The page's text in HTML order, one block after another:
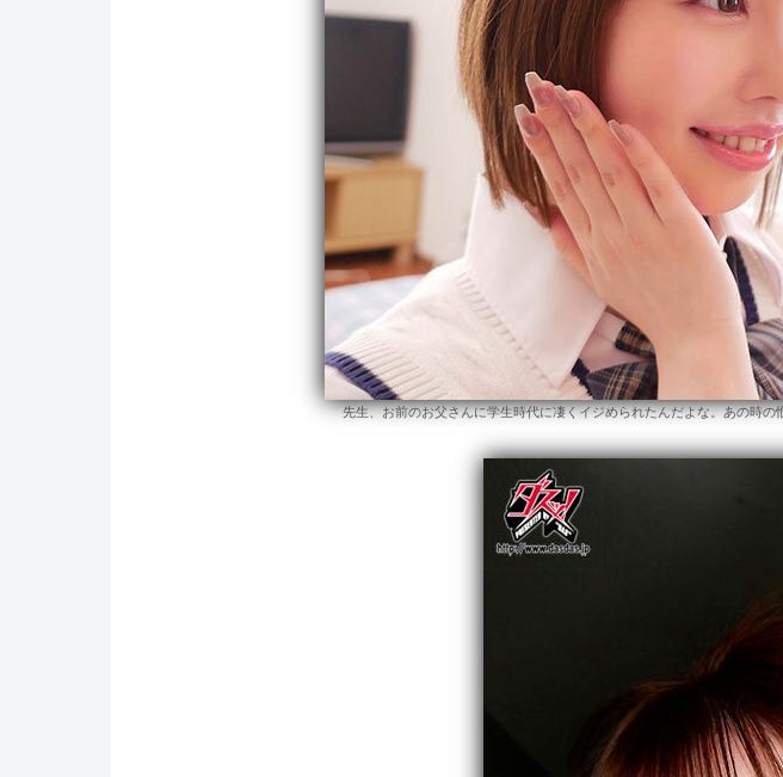
先生、お前のお父さんに学生時代に凄くイジめられたんだよな。あの時